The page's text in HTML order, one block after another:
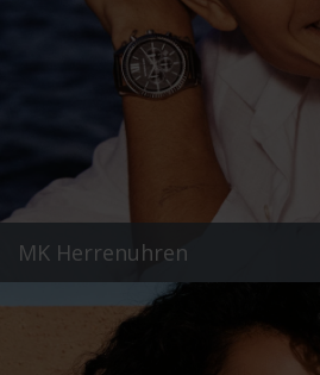
MK Herrenuhren